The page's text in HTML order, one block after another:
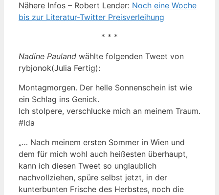
Nähere Infos – Robert Lender: Noch eine Woche
bis zur Literatur-Twitter Preisverleihung
* * *
Nadine Pauland wählte folgenden Tweet von
rybjonok(Julia Fertig):
Montagmorgen. Der helle Sonnenschein ist wie
ein Schlag ins Genick.
Ich stolpere, verschlucke mich an meinem Traum.
#lda
„… Nach meinem ersten Sommer in Wien und
dem für mich wohl auch heißesten überhaupt,
kann ich diesen Tweet so unglaublich
nachvollziehen, spüre selbst jetzt, in der
kunterbunten Frische des Herbstes, noch die